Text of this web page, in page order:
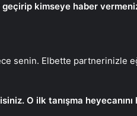
geçirip kimseye haber
senin. Elbette partnerinizle
O ilk tanışma